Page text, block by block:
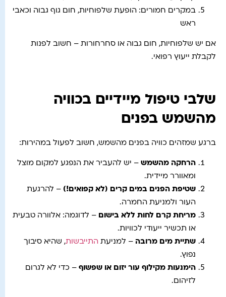
במקרים חמורים: הופעת שלפוחיות, חום גוף גבוה וכאבי
ראש
אם יש שלפוחיות, חום גבוה או סחרחורות – חשוב לפנות
לקבלת ייעוץ רפואי.
שלבי טיפול מיידיים בכוויה
מהשמש בפנים
ברגע שמזהים כוויה בפנים מהשמש, חשוב לפעול במהירות:
הרחקה מהשמש – יש להעביר את הנפגע למקום מוצל
ומאוורר מיידית.
שטיפת הפנים במים קרים (לא קפואים!) – להרגעת
העור ולמניעת החמרה.
מריחת קרם לחות ללא בישום – לדוגמה: אלוורה טבעית
או תכשיר ייעודי לכוויות.
שתיית מים מרובה – למניעת התייבשות, שהיא סיבוך
נפוץ.
הימנעות מקילוף עור יזום או שפשוף – כדי לא לגרום
לזיהום.